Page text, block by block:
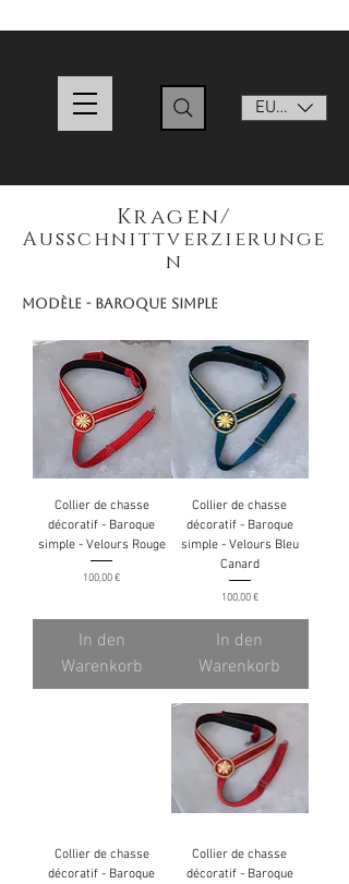
EUR (€)
Kragen/
Ausschnittverzierunge
n
Modèle - Baroque Simple
Collier de chasse
décoratif - Baroque
simple - Velours Rouge
Preis
100,00 €
In den
Warenkorb
Collier de chasse
décoratif - Baroque
simple - Velours Bleu
Canard
Preis
100,00 €
In den
Warenkorb
Collier de chasse
décoratif - Baroque
Collier de chasse
décoratif - Baroque